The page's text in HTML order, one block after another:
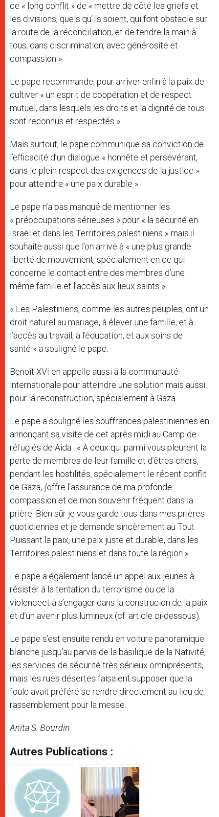
ce « long conflit » de « mettre de côté les griefs et
les divisions, quels qu’ils soient, qui font obstacle sur
la route de la réconciliation, et de tendre la main à
tous, dans discrimination, avec générosité et
compassion ».
Le pape recommande, pour arriver enfin à la paix de
cultiver « un esprit de coopération et de respect
mutuel, dans lesquels les droits et la dignité de tous
sont reconnus et respectés ».
Mais surtout, le pape communique sa conviction de
l’efficacité d’un dialogue « honnête et persévérant,
dans le plein respect des exigences de la justice »
pour atteindre « une paix durable ».
Le pape n’a pas manqué de mentionner les
« préoccupations sérieuses » pour « la sécurité en
Israël et dans les Territoires palestiniens » mais il
souhaite aussi que l’on arrive à « une plus grande
liberté de mouvement, spécialement en ce qui
concerne le contact entre des membres d’une
même famille et l’accès aux lieux saints ».
« Les Palestiniens, comme les autres peuples, ont un
droit naturel au mariage, à élever une famille, et à
l’accès au travail, à l’éducation, et aux soins de
santé » a souligné le pape.
Benoît XVI en appelle aussi à la communauté
internationale pour atteindre une solution mais aussi
pour la reconstruction, spécialement à Gaza.
Le pape a souligné les souffrances palestiniennes en
annonçant sa visite de cet après midi au Camp de
réfugiés de Aida : « A ceux qui parmi vous pleurent la
perte de membres de leur famille et d’êtres chers,
pendant les hostilités, spécialement le récent conflit
de Gaza, j’offre l’assurance de ma profonde
compassion et de mon souvenir fréquent dans la
prière. Bien sûr je vous garde tous dans mes prières
quotidiennes et je demande sincèrement au Tout
Puissant la paix, une paix juste et durable, dans les
Territoires palestiniens et dans toute la région ».
Le pape a également lancé un appel aux jeunes à
résister à la tentation du terrorisme ou de la
violenceet à s’engager dans la construcion de la paix
et d’un avenir plus lumineux (cf. article ci-dessous).
Le pape s’est ensuite rendu en voiture panoramique
blanche jusqu’au parvis de la basilique de la Nativité,
les services de sécurité très sérieux omniprésents,
mais les rues désertes faisaient supposer que la
foule avait préféré se rendre directement au lieu de
rassemblement pour la messe.
Anita S. Bourdin
Autres Publications :